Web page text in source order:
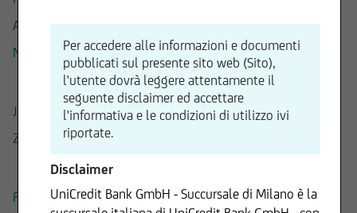
ALPHABET C - GOOGLE
NETFLIX
JD.COM
ZALANDO
FED-EX
Per accedere alle informazioni e documenti
pubblicati sul presente sito web (Sito),
l'utente dovrà leggere attentamente il
seguente disclaimer ed accettare
l'informativa e le condizioni di utilizzo ivi
riportate.
Disclaimer
UniCredit Bank GmbH - Succursale di Milano è la